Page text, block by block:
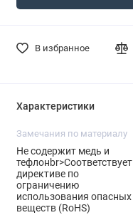
В избранное
Характеристики
Замечания по материалу
Не содержит медь и
тефлонbr>Соответствует
директиве по
ограничению
использования опасных
веществ (RoHS)